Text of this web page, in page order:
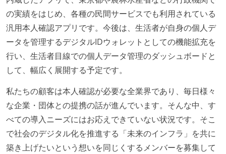
の実績をはじめ、各種の民間サービスでも利用されている
汎用本人確認アプリです。今後は、生活者が自身の個人デ
ータを管理するデジタルIDウォレットとしての機能拡充を
行い、生活者目線での個人データ管理のダッシュボードと
して、幅広く展開する予定です。
私たちの顧客は本人確認が必要な全業界であり、毎日様々
な企業・団体との提携の話が進んでいます。そんな中、す
べての導入ニーズにはお応えできていない状況です。そこ
で社会のデジタル化を推進する「未来のインフラ」を共に
築き上げたいという想いを同じくするメンバーを募集して